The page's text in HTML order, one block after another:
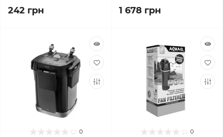
242 грн 1 678 грн
0 0